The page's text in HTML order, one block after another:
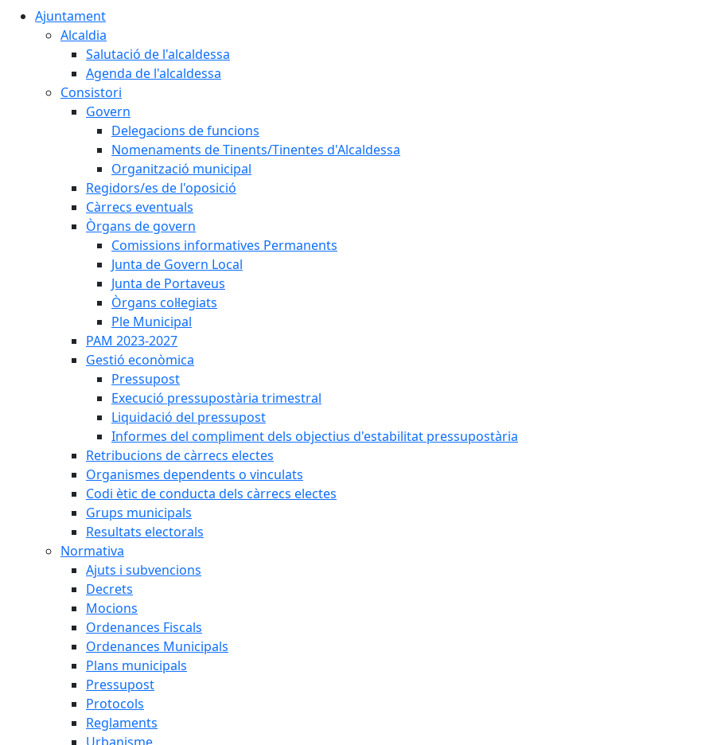
Ajuntament
Alcaldia
Salutació de l'alcaldessa
Agenda de l'alcaldessa
Consistori
Govern
Delegacions de funcions
Nomenaments de Tinents/Tinentes d'Alcaldessa
Organització municipal
Regidors/es de l'oposició
Càrrecs eventuals
Òrgans de govern
Comissions informatives Permanents
Junta de Govern Local
Junta de Portaveus
Òrgans col·legiats
Ple Municipal
PAM 2023-2027
Gestió econòmica
Pressupost
Execució pressupostària trimestral
Liquidació del pressupost
Informes del compliment dels objectius d'estabilitat pressupostària
Retribucions de càrrecs electes
Organismes dependents o vinculats
Codi ètic de conducta dels càrrecs electes
Grups municipals
Resultats electorals
Normativa
Ajuts i subvencions
Decrets
Mocions
Ordenances Fiscals
Ordenances Municipals
Plans municipals
Pressupost
Protocols
Reglaments